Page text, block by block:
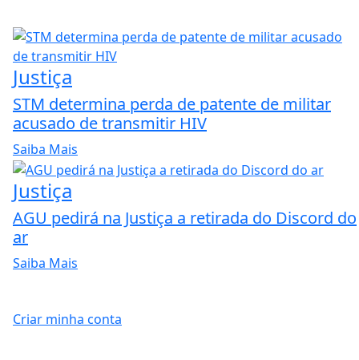
Justiça
STM determina perda de patente de militar
acusado de transmitir HIV
Saiba Mais
Justiça
AGU pedirá na Justiça a retirada do Discord do
ar
Saiba Mais
Criar minha conta